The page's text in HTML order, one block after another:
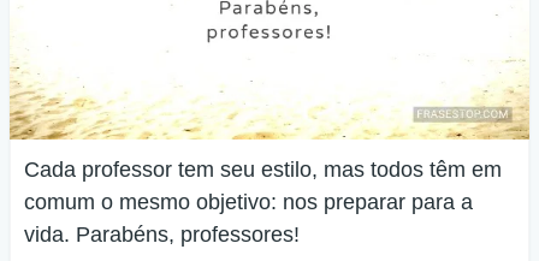
Cada professor tem seu estilo, mas todos têm em
comum o mesmo objetivo: nos preparar para a
vida. Parabéns, professores!